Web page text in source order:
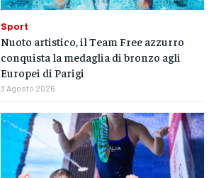
Sport
Nuoto artistico, il Team Free azzurro
conquista la medaglia di bronzo agli
Europei di Parigi
3 Agosto 2026